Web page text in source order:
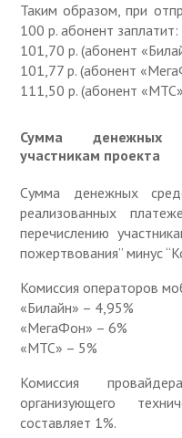
Таким образом, при
100 р. абонент заплатит:
101,70 р. (абонент
101,77 р. (абонент
111,50 р. (абонент
Сумма денежных
участникам проекта
Сумма денежных
реализованных
перечислению
пожертвования” минус
Комиссия операторов
«Билайн» – 4,95%
«МегаФон» – 6%
«МТС» – 5%
Комиссия
организующего
составляет 1%.